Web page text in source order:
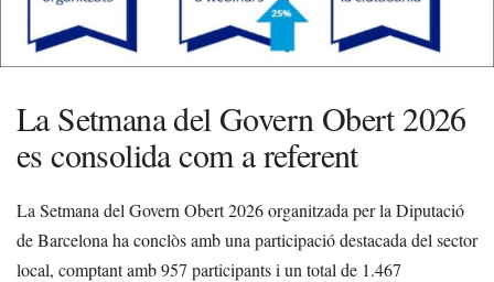
La Setmana del Govern Obert 2026
es consolida com a referent
La Setmana del Govern Obert 2026 organitzada per la Diputació
de Barcelona ha conclòs amb una participació destacada del sector
local, comptant amb 957 participants i un total de 1.467